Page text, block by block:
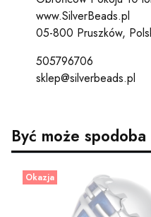
www.SilverBeads.pl
05-800 Pruszków,
505796706
sklep@silverbeads.pl
Być może
Okazja